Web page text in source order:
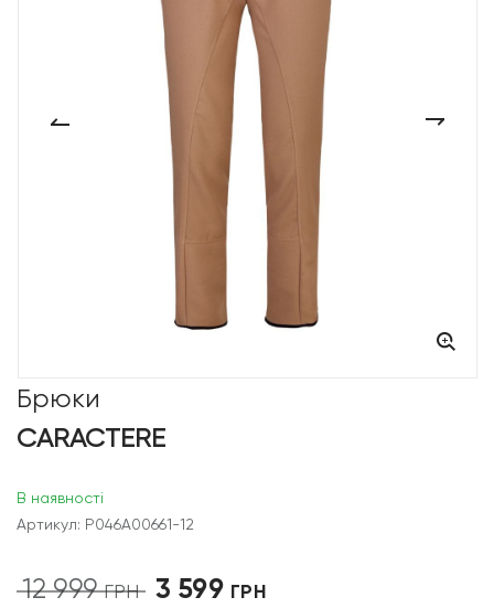
Брюки
CARACTERE
В наявності
Артикул: P046A00661-12
12 999ГРН
Оригінальна
3 599 ГРН